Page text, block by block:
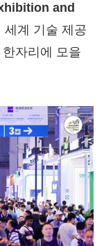
and
세계 기술 제공
자리에 모을